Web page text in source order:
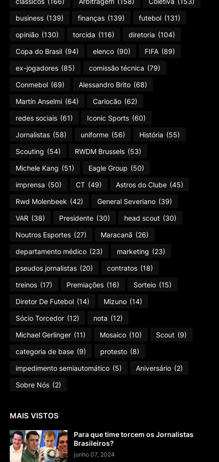
business (139) finanças (139) futebol (131)
opinião (130) torcida (116) diretoria (104)
Copa do Brasil (94) elenco (90) FIFA (89)
ex-jogadores (85) comissão técnica (79)
Conmebol (69) Alessandro Brito (68)
Martín Anselmi (64) Cariocão (62)
redes sociais (61) Iconic Sports (60)
Jornalistas (58) uniforme (56) História (55)
Scouting (54) RWDM Brussels (53)
Michele Kang (51) Eagle Group (50)
imprensa (50) CT (49) Astros do Clube (45)
Rwd Molenbeek (42) General Severiano (39)
VAR (38) Presidente (30) head scout (30)
Noutros Esportes (27) Maracanã (26)
departamento médico (23) marketing (23)
pseudos jornalistas (20) contratos (18)
treinos (17) Premiações (16) Sorteio (15)
Diretor De Futebol (14) Mizuno (14)
Sócio Torcedor (12) nota (12)
Michael Gerlinger (11) Mosaico (10) Scout (9)
categoria de base (9) protesto (8)
impedimento semiautomático (5) Aniversário (2)
Sobre Nós (2)
MAIS VISTOS
Para que time torcem os Jornalistas
Brasileiros?
junho 07, 2024